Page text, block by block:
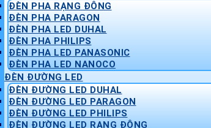
ĐÈN PHA RẠNG ĐÔNG
ĐÈN PHA PARAGON
ĐÈN PHA LED DUHAL
ĐÈN PHA PHILIPS
ĐÈN PHA LED PANASONIC
ĐÈN PHA LED NANOCO
ĐÈN ĐƯỜNG LED
ĐÈN ĐƯỜNG LED DUHAL
ĐÈN ĐƯỜNG LED PARAGON
ĐÈN ĐƯỜNG LED PHILIPS
ĐÈN ĐƯỜNG LED RẠNG ĐÔNG